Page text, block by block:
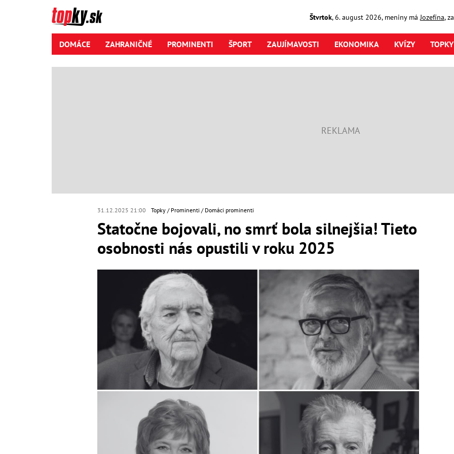
Štvrtok,6. august2026, meniny má Jozefína,
DOMÁCE ZAHRANIČNÉ PROMINENTI ŠPORT ZAUJÍMAVOSTI EKONOMIKA KVÍZY
31.12.2025 21:00 Topky Prominenti Domáci prominenti
Statočne bojovali, no smrť bola silnejšia! Tieto
osobnosti nás opustili v roku 2025